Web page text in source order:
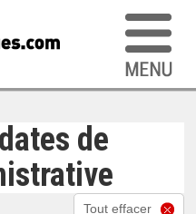
de
Tout effacer